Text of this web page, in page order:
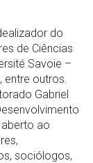
do
de Ciências
Savoie –
entre outros.
Gabriel
aberto ao
sociólogos,